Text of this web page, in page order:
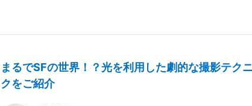
まるでSFの世界！？光を利用した劇的な撮影テク
クをご紹介